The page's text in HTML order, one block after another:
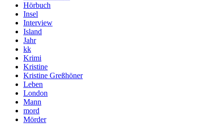
Hörbuch
Insel
Interview
Island
Jahr
kk
Krimi
Kristine
Kristine Greßhöner
Leben
London
Mann
mord
Mörder